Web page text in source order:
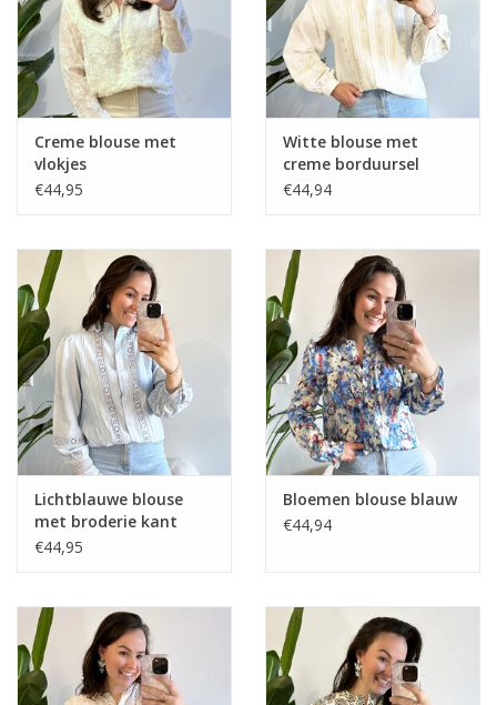
Creme blouse met
vlokjes
€44,95
Witte blouse met
creme borduursel
€44,94
Lichtblauwe blouse
met broderie kant
€44,95
Bloemen blouse blauw
€44,94